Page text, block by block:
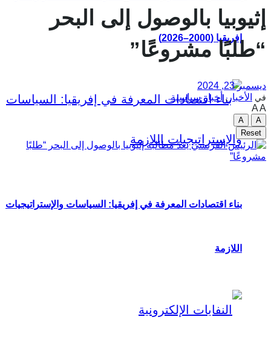
إفريقيا (2000–2026)
بناء اقتصادات المعرفة في إفريقيا: السياسات والإستراتيجيات
اللازمة
إثيوبيا بالوصول إلى البحر
“طلبًا مشروعًا”
ديسمبر 23, 2024
في الأخبار ,أخبار سياسية
AA
A
A
Reset